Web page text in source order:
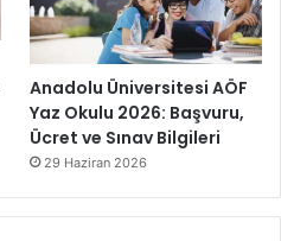
Anadolu Üniversitesi AÖF
Yaz Okulu 2026: Başvuru,
Ücret ve Sınav Bilgileri
29 Haziran 2026